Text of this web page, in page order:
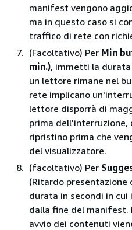
manifest vengono
ma in questo caso si
traffico di rete con
(Facoltativo) Per Min
min.), immetti la durata
un lettore rimane nel
rete implicano
lettore disporrà di
prima dell'interruzione,
ripristino prima che
del visualizzatore.
(facoltativo) Per
(Ritardo
durata in secondi in
dalla fine del manifest.
avvio dei contenuti